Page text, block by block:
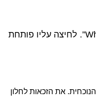
מודעת CTWA היא מודעה רגילה בפייסבוק או באינסטגרם, אבל במקום כפתור “למד עוד” שמוביל לדף נחיתה, יש כפתור “שלח הודעה” או “צ’אט ב‑WhatsApp”. לחיצה עליו פותחת
שיחה שמתחילה מ‑CTWA מסווגת ב‑Meta כ‑Free Entry Point Conversation, ולכן זוכה לחלון חינם רחב יותר משיחה רגילה, בהתאם למדיניות Meta הנוכחית. את הזכאות לחלון